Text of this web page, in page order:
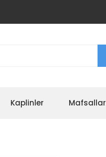
Kaplinler Mafsallar